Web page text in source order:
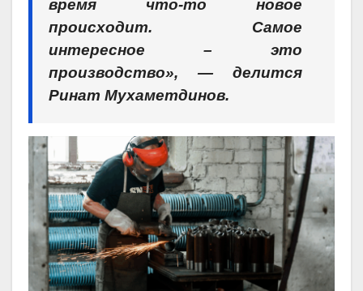
время что-то новое
происходит. Самое
интересное – это
производство», — делится
Ринат Мухаметдинов.